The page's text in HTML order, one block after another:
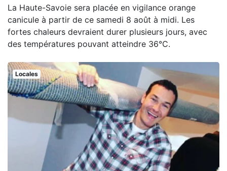
La Haute-Savoie sera placée en vigilance orange
canicule à partir de ce samedi 8 août à midi. Les
fortes chaleurs devraient durer plusieurs jours, avec
des températures pouvant atteindre 36°C.
Locales